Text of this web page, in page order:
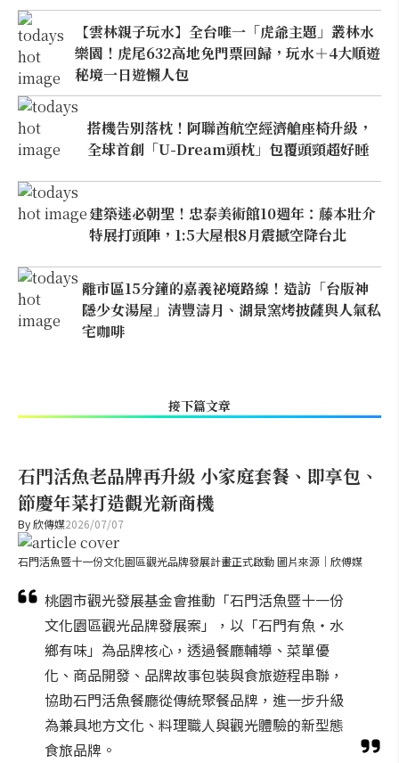
【雲林親子玩水】全台唯一「虎爺主題」叢林水
樂園！虎尾632高地免門票回歸，玩水＋4大順遊
秘境一日遊懶人包
搭機告別落枕！阿聯酋航空經濟艙座椅升級，
全球首創「U-Dream頭枕」包覆頭頸超好睡
建築迷必朝聖！忠泰美術館10週年：藤本壯介
特展打頭陣，1:5大屋根8月震撼空降台北
離市區15分鐘的嘉義祕境路線！造訪「台版神
隱少女湯屋」清豐濤月、湖景窯烤披薩與人氣私
宅咖啡
接下篇文章
石門活魚老品牌再升級 小家庭套餐、即享包、
節慶年菜打造觀光新商機
By欣傳媒2026/07/07
石門活魚暨十一份文化園區觀光品牌發展計畫正式啟動 圖片來源｜欣傅媒
桃園市觀光發展基金會推動「石門活魚暨十一份
文化園區觀光品牌發展案」，以「石門有魚・水
鄉有味」為品牌核心，透過餐廳輔導、菜單優
化、商品開發、品牌故事包裝與食旅遊程串聯，
協助石門活魚餐廳從傳統聚餐品牌，進一步升級
為兼具地方文化、料理職人與觀光體驗的新型態
食旅品牌。